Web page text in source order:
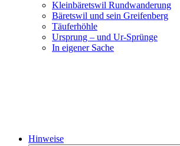
Kleinbäretswil Rundwanderung
Bäretswil und sein Greifenberg
Täuferhöhle
Ursprung – und Ur-Sprünge
In eigener Sache
Hinweise